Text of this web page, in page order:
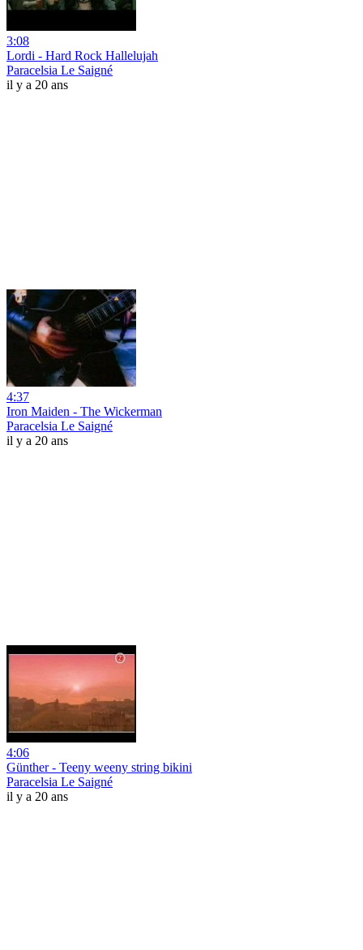
3:08
Lordi - Hard Rock Hallelujah
Paracelsia Le Saigné
il y a 20 ans
4:37
Iron Maiden - The Wickerman
Paracelsia Le Saigné
il y a 20 ans
4:06
Günther - Teeny weeny string bikini
Paracelsia Le Saigné
il y a 20 ans